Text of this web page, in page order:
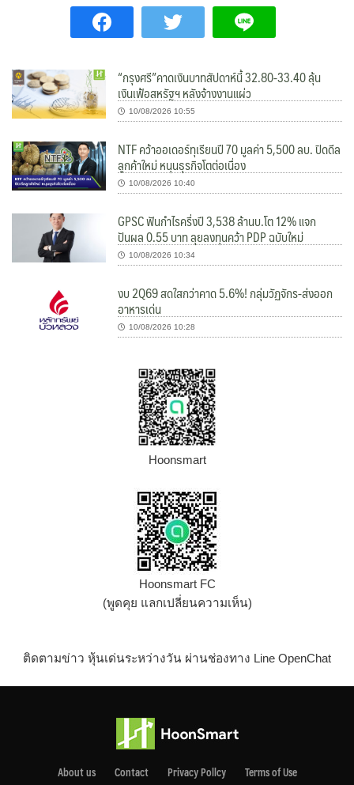
“กรุงศรี”คาดเงินบาทสัปดาห์นี้ 32.80-33.40 ลุ้น
เงินเฟ้อสหรัฐฯ หลังจ้างงานแผ่ว
10/08/2026 10:55
NTF คว้าออเดอร์ทุเรียนปี 70 มูลค่า 5,500 ลบ. ปิดดีล
ลูกค้าใหม่ หนุนธุรกิจโตต่อเนื่อง
10/08/2026 10:40
GPSC ฟันกำไรครึ่งปี 3,538 ล้านบ.โต 12% แจก
ปันผล 0.55 บาท ลุยลงทุนคว้า PDP ฉบับใหม่
10/08/2026 10:34
งบ 2Q69 สดใสกว่าคาด 5.6%! กลุ่มวัฏจักร-ส่งออก
อาหารเด่น
10/08/2026 10:28
Hoonsmart
Hoonsmart FC
(พูดคุย แลกเปลี่ยนความเห็น)
ติดตามข่าว หุ้นเด่นระหว่างวัน ผ่านช่องทาง Line OpenChat
About us Contact Privacy Pollcy Terms of Use